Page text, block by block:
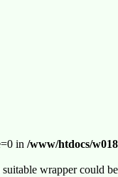
in /www/htdocs/
wrapper could